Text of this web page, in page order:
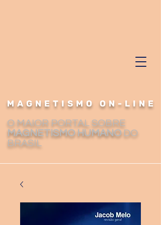
MAGNETISMO ON-LINE
O MAIOR PORTAL SOBRE
MAGNETISMO HUMANODO
BRASIL